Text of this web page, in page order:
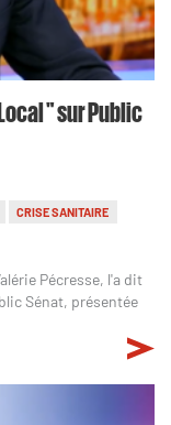
" sur Public
CRISE SANITAIRE
Pécresse, l'a dit
Sénat, présentée